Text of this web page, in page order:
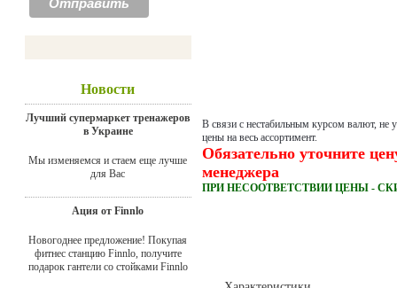
Новости
Лучший супермаркет тренажеров
в Украине
Мы изменяемся и стаем еще лучше
для Вас
Ация от Finnlo
Новогоднее предложение! Покупая
фитнес станцию Finnlo, получите
подарок гантели со стойками Finnlo
В связи с нестабильным курсом валют, не
цены на весь ассортимент.
Обязательно уточните
менеджера
ПРИ НЕСООТВЕТСТВИИ ЦЕНЫ -